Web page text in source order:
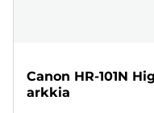
Canon HR-101N
arkkia